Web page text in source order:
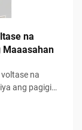
na
Maaasahan
na
ang pagiging